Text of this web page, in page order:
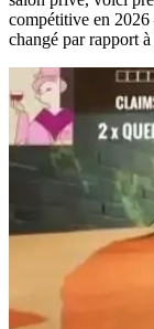
compétitive en
changé par rapport